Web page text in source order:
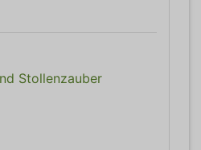
Stollenzauber